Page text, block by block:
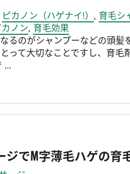
ピカノン（ハゲナイ!） , 育毛シ
カノン, 育毛効果
るのがシャンプーなどの頭髪
って大切なことですし、育毛
…
でM字薄毛ハゲの育